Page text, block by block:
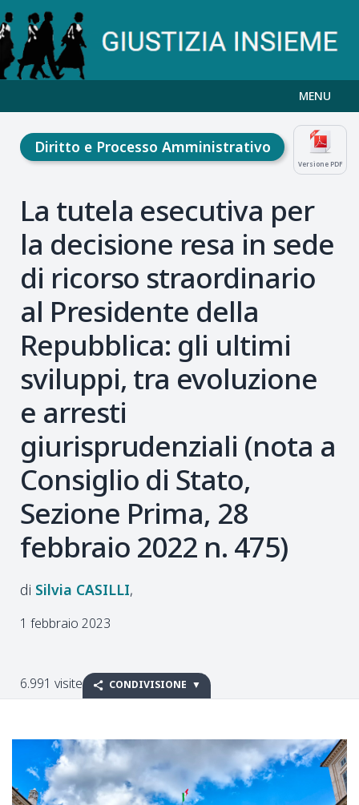
MENU
Versione PDF
Diritto e Processo Amministrativo
La tutela esecutiva per
la decisione resa in sede
di ricorso straordinario
al Presidente della
Repubblica: gli ultimi
sviluppi, tra evoluzione
e arresti
giurisprudenziali (nota a
Consiglio di Stato,
Sezione Prima, 28
febbraio 2022 n. 475)
Silvia CASILLI
1 febbraio 2023
6.991 visite CONDIVISIONE